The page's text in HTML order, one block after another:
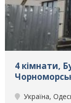
4 кімнати,
Україна,